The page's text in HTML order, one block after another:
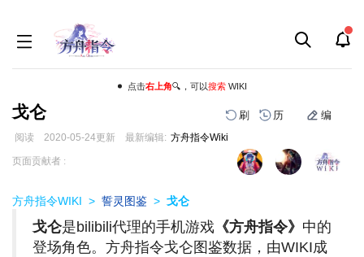
点击右上角🔍，可以搜索WIKI
戈仑 刷 历 编
阅读 2020-05-24更新 最新编辑: 方舟指令Wiki
跳
航
跳
索
页面贡献者 :
方舟指令WIKI > 誓灵图鉴 > 戈仑
戈仑是bilibili代理的手机游戏 《方舟指令》 中的
登场角色。方舟指令戈仑图鉴数据，由WIKI成